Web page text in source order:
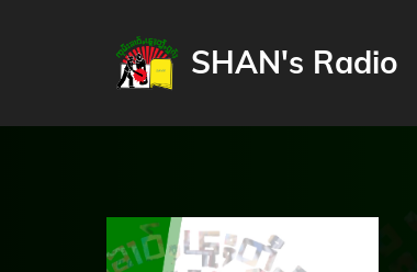
SHAN's Radio